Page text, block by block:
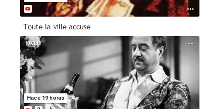
Toute la ville accuse
--
Hace 19 horas
1934